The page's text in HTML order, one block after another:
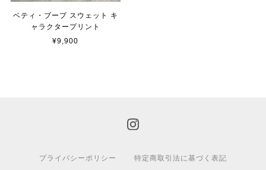
ベティ・ブープ スウェット キ
ャラクタープリント
¥9,900
プライバシーポリシー 特定商取引法に基づく表記